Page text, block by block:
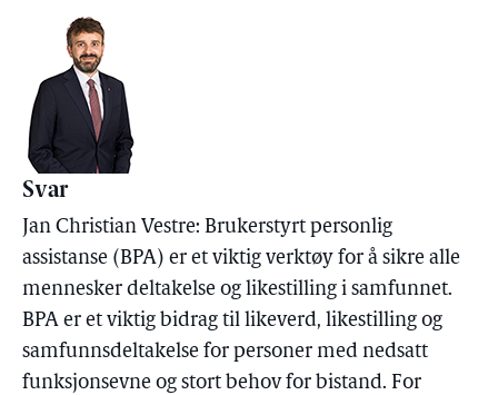
Svar
Jan Christian Vestre: Brukerstyrt personlig
assistanse (BPA) er et viktig verktøy for å sikre alle
mennesker deltakelse og likestilling i samfunnet.
BPA er et viktig bidrag til likeverd, likestilling og
samfunnsdeltakelse for personer med nedsatt
funksjonsevne og stort behov for bistand. For